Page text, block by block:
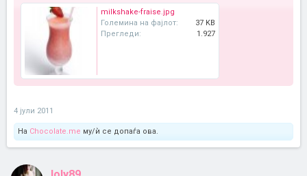
milkshake-fraise.jpg
Големина на фајлот:
37 KB
Прегледи:
1.927
4 јули 2011
На Chocolate.me му/ѝ се допаѓа ова.